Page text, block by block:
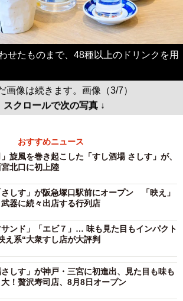
せたものまで、48種以上のドリンクを用
画像は続きます。画像（3/7）
スクロールで次の写真 ↓
おすすめニュース
風を巻き起こした「すし酒場 さしす」が、
北口に初上陸
しす」が阪急塚口駅前にオープン 「映え」
武器に続々出店する行列店
サンド」「エビ７」… 味も見た目もインパクト
系“大衆すし店が大評判
さしす」が神戸・三宮に初進出、見た目も味も
！贅沢寿司店、8月8日オープン